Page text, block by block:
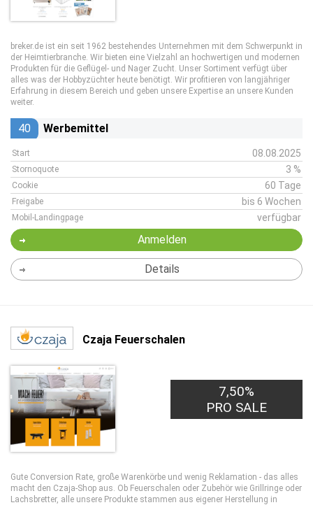
breker.de ist ein seit 1962 bestehendes Unternehmen mit dem Schwerpunkt in
der Heimtierbranche. Wir bieten eine Vielzahl an hochwertigen und modernen
Produkten für die Geflügel- und Nager Zucht. Unser Sortiment verfügt über
alles was der Hobbyzüchter heute benötigt. Wir profitieren von langjähriger
Erfahrung in diesem Bereich und geben unsere Expertise an unsere Kunden
weiter.
40 Werbemittel
Start 08.08.2025
Stornoquote 3 %
Cookie 60 Tage
Freigabe bis 6 Wochen
Mobil-Landingpage verfügbar
Anmelden
Details
Czaja Feuerschalen
7,50%
PRO SALE
Gute Conversion Rate, große Warenkörbe und wenig Reklamation - das alles
macht den Czaja-Shop aus. Ob Feuerschalen oder Zubehör wie Grillringe oder
Lachsbretter, alle unsere Produkte stammen aus eigener Herstellung in